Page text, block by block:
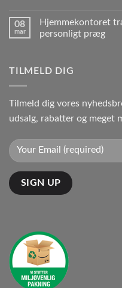
08
mar
Hjemmekontoret
personligt præg
TILMELD DIG
Tilmeld dig vores
udsalg, rabatter og meget